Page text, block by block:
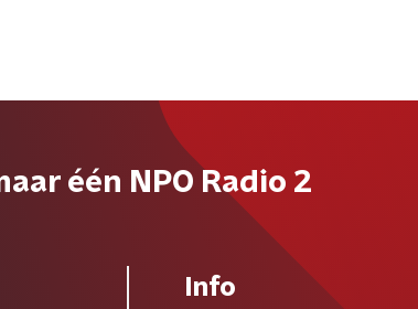
één NPO Radio 2
Info